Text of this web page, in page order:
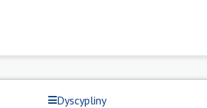
Dyscypliny